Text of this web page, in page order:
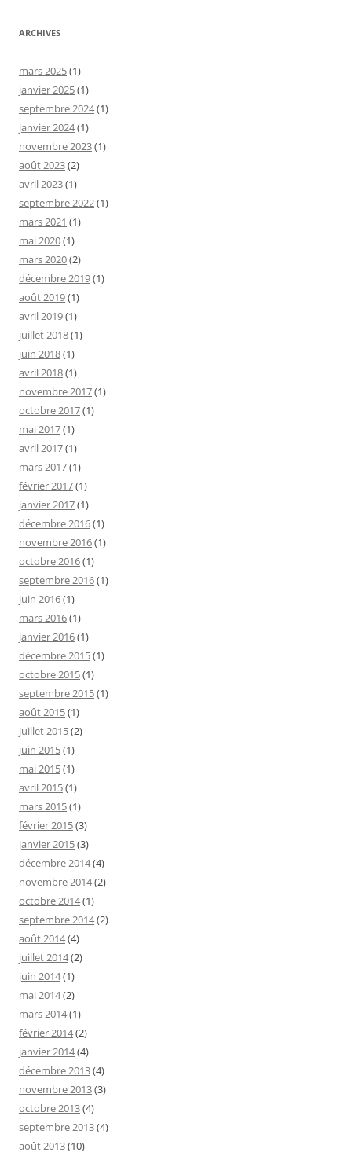
ARCHIVES
mars 2025(1)
janvier 2025(1)
septembre 2024(1)
janvier 2024(1)
novembre 2023(1)
août 2023(2)
avril 2023(1)
septembre 2022(1)
mars 2021 (1)
mai 2020(1)
mars 2020(2)
décembre 2019(1)
août 2019(1)
avril 2019(1)
juillet 2018(1)
juin 2018(1)
avril 2018(1)
novembre 2017(1)
octobre 2017(1)
mai 2017(1)
avril 2017(1)
mars 2017(1)
février 2017(1)
janvier 2017(1)
décembre 2016(1)
novembre 2016(1)
octobre 2016(1)
septembre 2016(1)
juin 2016(1)
mars 2016(1)
janvier 2016(1)
décembre 2015(1)
octobre 2015(1)
septembre 2015(1)
août 2015(1)
juillet 2015(2)
juin 2015(1)
mai 2015(1)
avril 2015(1)
mars 2015(1)
février 2015(3)
janvier 2015(3)
décembre 2014(4)
novembre 2014(2)
octobre 2014(1)
septembre 2014(2)
août 2014(4)
juillet 2014(2)
juin 2014(1)
mai 2014(2)
mars 2014(1)
février 2014(2)
janvier 2014(4)
décembre 2013(4)
novembre 2013(3)
octobre 2013(4)
septembre 2013(4)
août 2013(10)